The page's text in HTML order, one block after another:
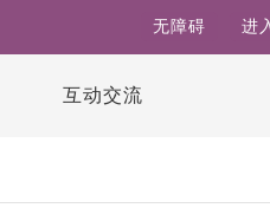
无障碍 进
互动交流